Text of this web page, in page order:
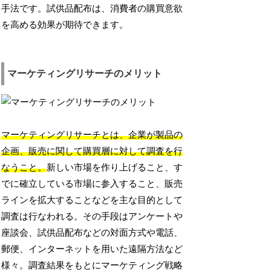
手法です。試供品配布は、消費者の購買意欲
を高める効果が期待できます。
マーケティングリサーチのメリット
マーケティングリサーチとは、企業が製品の
企画、販売に関して購買層に対して調査を行
なうこと。新しい市場を作り上げること、す
でに確立している市場に参入すること、販売
ラインを拡大することなどを主な目的として
調査は行なわれる。その手段はアンケートや
座談会、試供品配布などの対面方式や電話、
郵便、インターネットを用いた遠隔方法など
様々。調査結果をもとにマーケティング戦略